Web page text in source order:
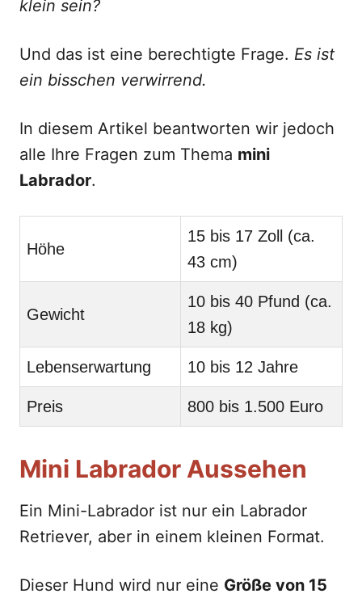
klein sein?
Und das ist eine berechtigte Frage. Es ist
ein bisschen verwirrend.
In diesem Artikel beantworten wir jedoch
alle Ihre Fragen zum Thema mini
Labrador.
Höhe
15 bis 17 Zoll (ca.
43 cm)
Gewicht
10 bis 40 Pfund (ca.
18 kg)
Lebenserwartung 10 bis 12 Jahre
Preis 800 bis 1.500 Euro
Mini Labrador Aussehen
Ein Mini-Labrador ist nur ein Labrador
Retriever, aber in einem kleinen Format.
Dieser Hund wird nur eine Größe von 15